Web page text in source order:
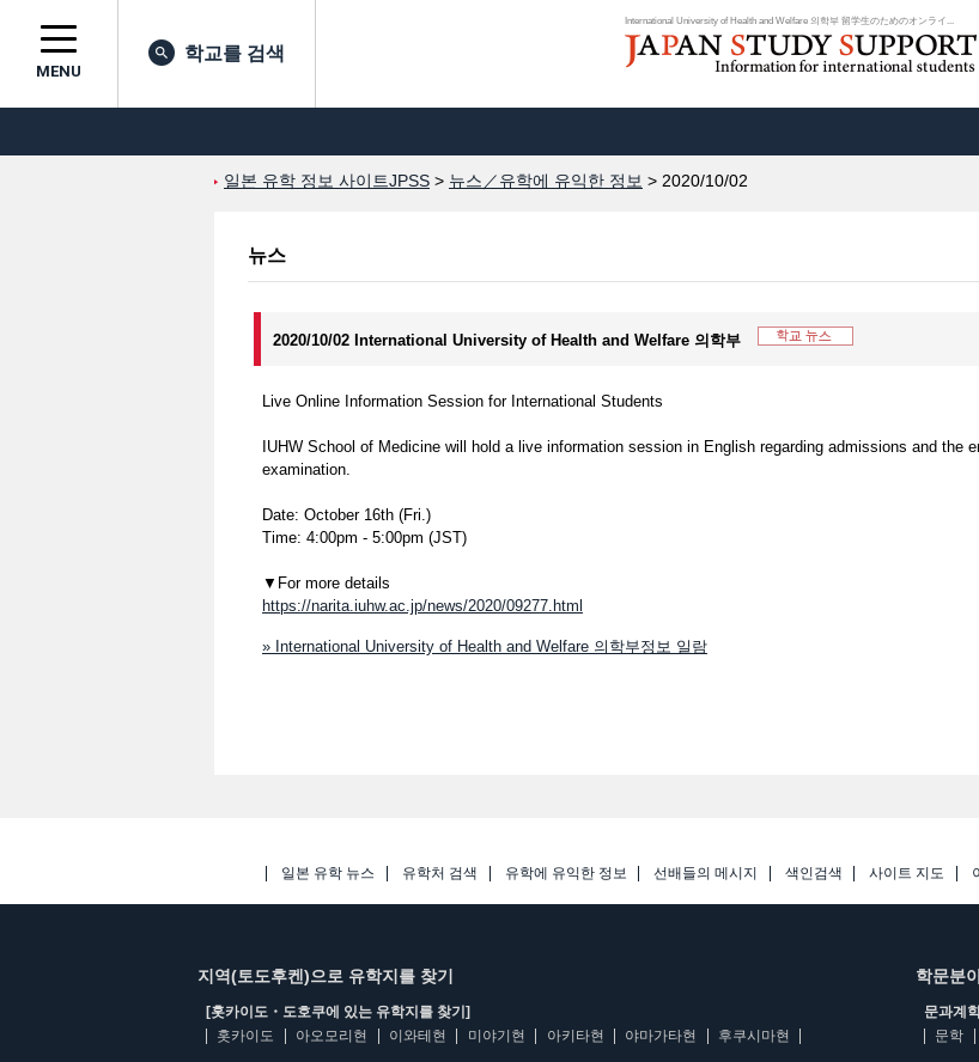
International University of Health and Welfare 의학부 留学生のためのオンライ...
MENU
학교를 검색
일본 유학 정보 사이트JPSS > 뉴스／유학에 유익한 정보 > 2020/10/02
뉴스
2020/10/02 International University of Health and Welfare 의학부
Live Online Information Session for International Students
IUHW School of Medicine will hold a live information session in English regarding admissions and the
examination.
Date: October 16th (Fri.)
Time: 4:00pm - 5:00pm (JST)
▼For more details
https://narita.iuhw.ac.jp/news/2020/09277.html
» International University of Health and Welfare 의학부정보 일람
일본 유학 뉴스 유학처 검색 유학에 유익한 정보 선배들의 메시지 색인검색 사이트 지도
지역(토도후켄)으로 유학지를 찾기
[홋카이도・도호쿠에 있는 유학지를 찾기]
홋카이도
아오모리현 이와테현 미야기현 아키타현 야마가타현 후쿠시마현
학문분
문과계
문학